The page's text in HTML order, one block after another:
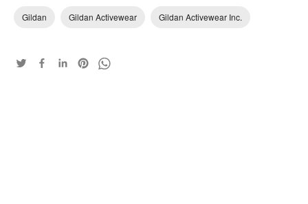
Gildan Gildan Activewear Gildan Activewear Inc.